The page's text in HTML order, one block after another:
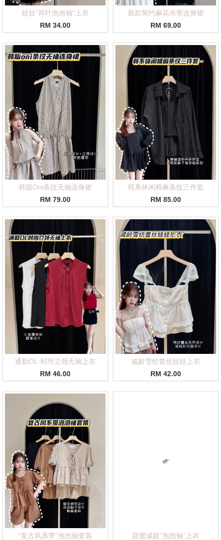
娃娃“荷叶泡泡袖”上衣
RM 34.00
新款简约麻花吊带连身裙
RM 69.00
韩版Oni条纹无袖连身裙
RM 79.00
韩系休闲棉麻条纹三件套
RM 85.00
通勤OL·时尚立领无袖上衣
RM 46.00
减龄雪纺蕾丝娃娃上衣
RM 42.00
“复古风系带”泡泡袖套装
甜蜜减龄“泡泡袖”上衣